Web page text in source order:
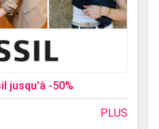
jusqu'à -50%
PLUS